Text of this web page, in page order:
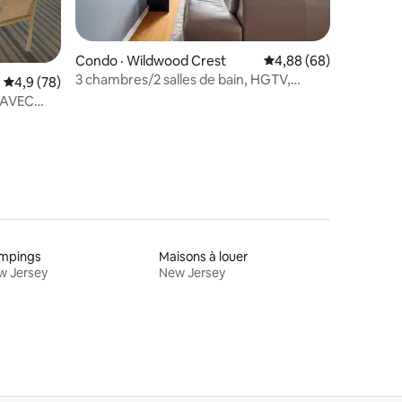
Note moyenne de 4,9 sur 5, 78 commentaires
4,9 (78)
Condo · Wildwood Crest Note moyenne de
4,88 (68)
3 chambres/2 salles de bain, HGTV,
Jersey
Maisons à louer
New Jersey